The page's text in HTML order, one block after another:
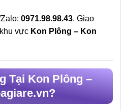
0971.98.98.43. Giao
vực Kon Plông – Kon
Tại Kon Plông –